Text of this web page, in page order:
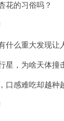
花的习俗吗？
什么重大发现让
星，为啥天体撞
口感难吃却越种